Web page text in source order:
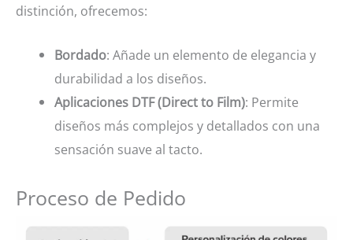
distinción, ofrecemos:
Bordado: Añade un elemento de elegancia y
durabilidad a los diseños.
Aplicaciones DTF (Direct to Film): Permite
diseños más complejos y detallados con una
sensación suave al tacto.
Proceso de Pedido